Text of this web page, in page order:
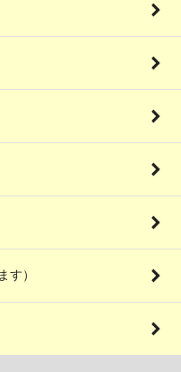
す）